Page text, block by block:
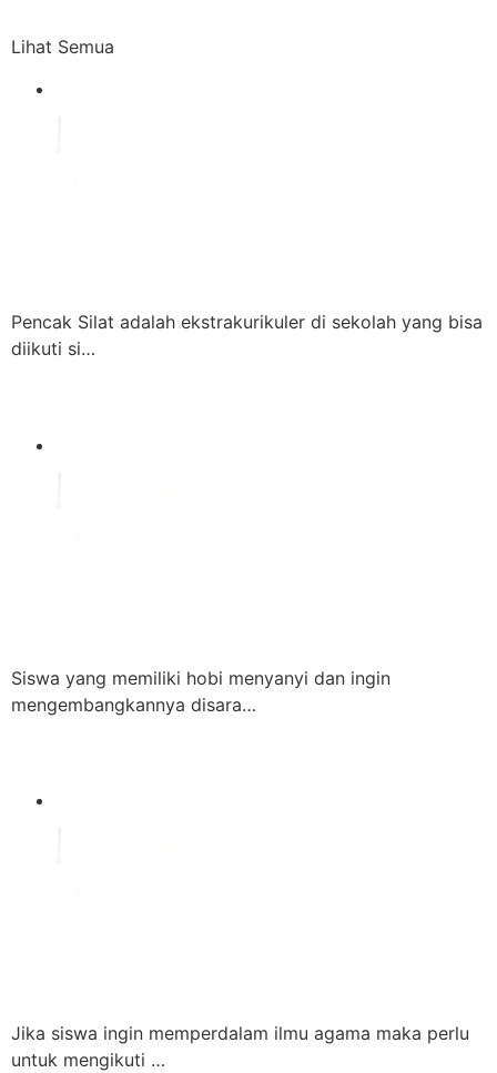
Lihat Semua
Pencak Silat adalah ekstrakurikuler di sekolah yang bisa
diikuti si…
Siswa yang memiliki hobi menyanyi dan ingin
mengembangkannya disara…
Jika siswa ingin memperdalam ilmu agama maka perlu
untuk mengikuti …